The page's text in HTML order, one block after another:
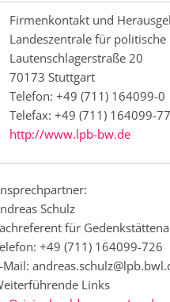
Firmenkontakt und
Landeszentrale für
Lautenschlagerstraße 20
70173 Stuttgart
Telefon: +49 (711) 164099-0
Telefax: +49 (711) 164099-77
http://www.lpb-bw.de
Schulz
für
+49 (711) 164099-726
Mail:
Links